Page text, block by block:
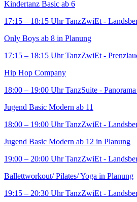
Kindertanz Basic ab 6
17:15 – 18:15 Uhr TanzZwiEt -
Only Boys ab 8 in Planung
17:15 – 18:15 Uhr TanzZwiEt -
Hip Hop Company
18:00 – 19:00 Uhr TanzSuite -
Jugend Basic Modern ab 11
18:00 – 19:00 Uhr TanzZwiEt -
Jugend Basic Modern ab 12 in Planung
19:00 – 20:00 Uhr TanzZwiEt -
Ballettworkout/ Pilates/ Yoga in Planung
19:15 – 20:30 Uhr TanzZwiEt -